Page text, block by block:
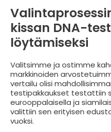
kissan DNA-
löytämiseksi
Valitsimme ja ostimme
markkinoiden
vertailu olisi
testipakkaukset testattiin
eurooppalaisella ja
valittiin sen erityisen
vuoksi.